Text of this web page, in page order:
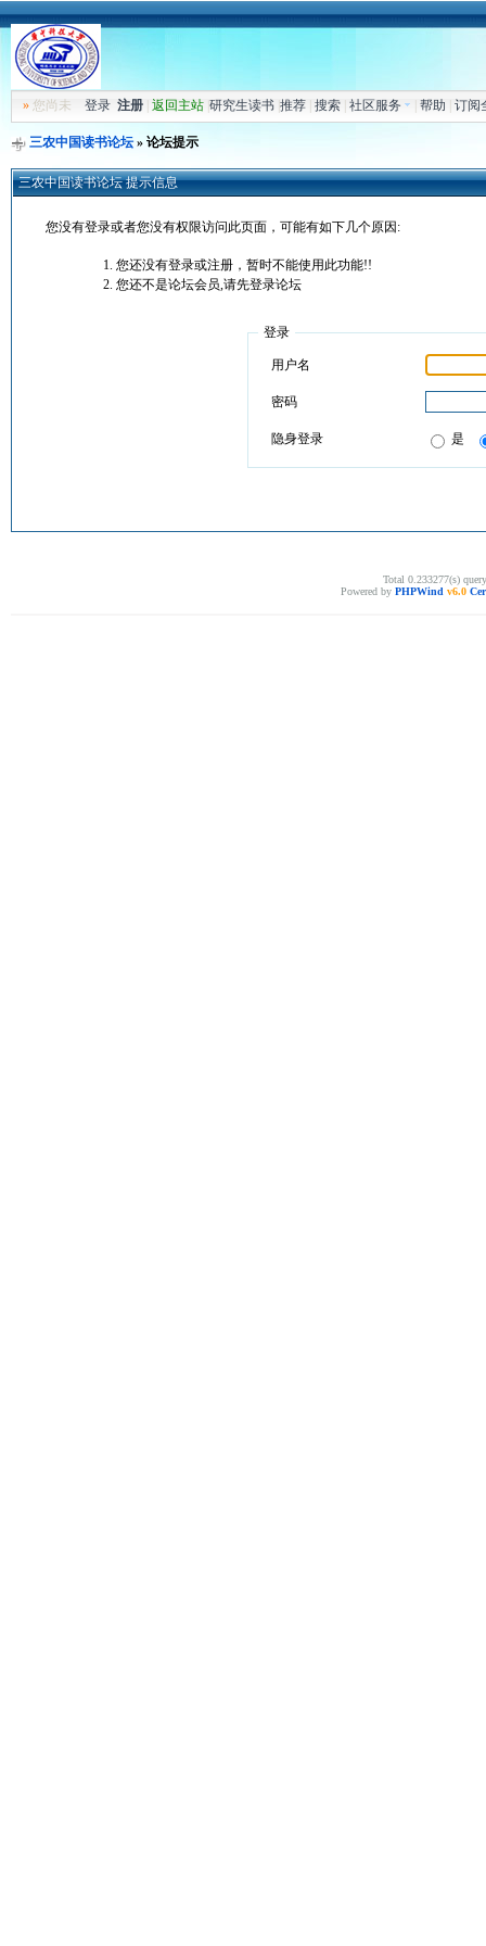
»您尚未 登录 注册| 返回主站| 研究生读书| 推荐| 搜索| 社区服务 帮助 订阅
三农中国读书论坛» 论坛提示
三农中国读书论坛 提示信息
您没有登录或者您没有权限访问此页面，可能有如下几个原因:
您还没有登录或注册，暂时不能使用此功能!!
您还不是论坛会员,请先登录论坛
登录
用户名
密码
隐身登录 是
Total 0.233277(s)
Powered by PHPWind v6.0